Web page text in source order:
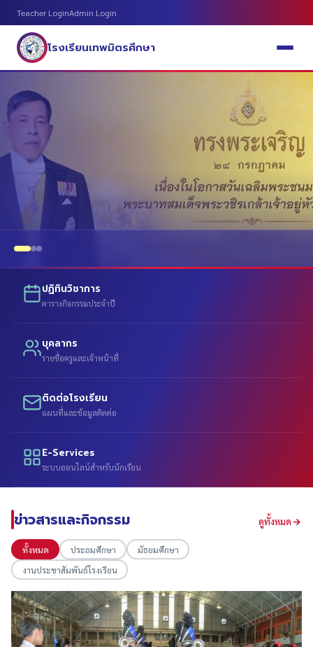
Teacher LoginAdmin Login
โรงเรียนเทพมิตรศึกษา
ปฏิทินวิชาการ
ตารางกิจกรรมประจำปี
บุคลากร
รายชื่อครูและเจ้าหน้าที่
ติดต่อโรงเรียน
แผนที่และข้อมูลติดต่อ
E-Services
ระบบออนไลน์สำหรับนักเรียน
ข่าวสารและกิจกรรม ดูทั้งหมด
ทั้งหมด ประถมศึกษา
มัธยมศึกษา
งานประชาสัมพันธ์โรงเรียน